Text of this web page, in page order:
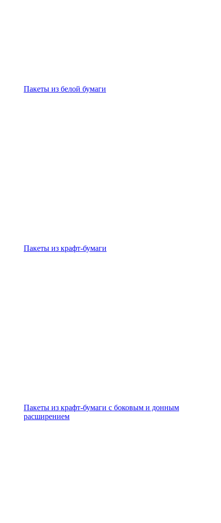
Пакеты из белой бумаги
Пакеты из крафт-бумаги
Пакеты из крафт-бумаги с боковым и донным
расширением